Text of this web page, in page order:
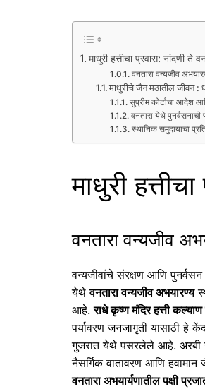
माधुरी हत्तीचा प्रवास: नांदणी ते
वनतारा वन्यजीव
माधुरीचे जैन मठातील जीवन :
सुप्रीम कोर्टाचा आदेश
वनतारा येथे पुनर्वसनाची
स्थानिक समुदायाचा
माधुरी
वनतारा वन्यजीव
वन्यजीवांचे संरक्षण आणि
येथेवनतारा वन्यजीव अभयारण्य
आहे.राधे कृष्ण मंदिर हत्ती
पर्यावरण जनजागृती यासाठी हे
गुजरात येथे पसरलेले आहे. अरबी
नैसर्गिक वातावरण आणि
वनतारा अभयार्यणातील पक्षी